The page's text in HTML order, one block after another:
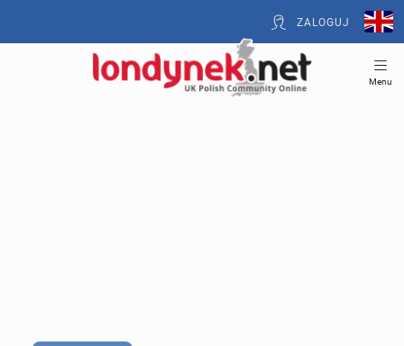
ZALOGUJ
Menu